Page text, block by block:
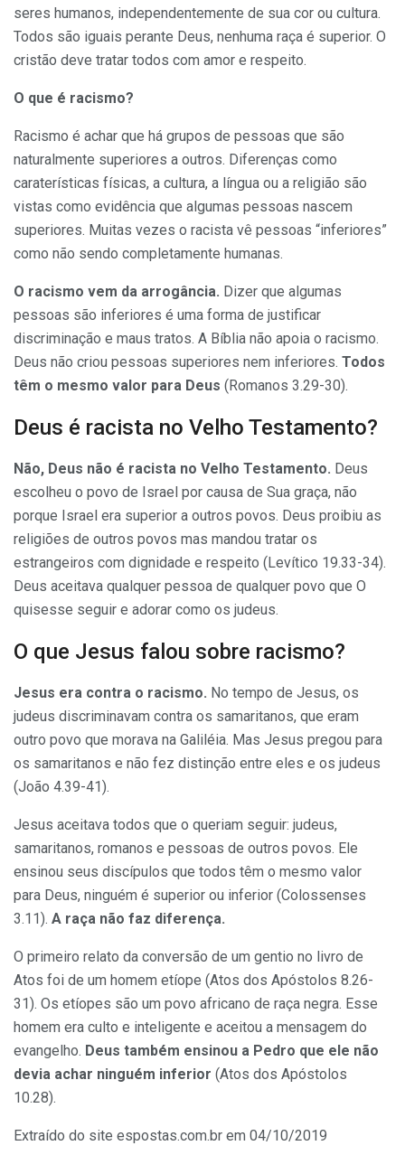
seres humanos, independentemente de sua cor ou cultura.
Todos são iguais perante Deus, nenhuma raça é superior. O
cristão deve tratar todos com amor e respeito.
O que é racismo?
Racismo é achar que há grupos de pessoas que são
naturalmente superiores a outros. Diferenças como
caraterísticas físicas, a cultura, a língua ou a religião são
vistas como evidência que algumas pessoas nascem
superiores. Muitas vezes o racista vê pessoas “inferiores”
como não sendo completamente humanas.
O racismo vem da arrogância. Dizer que algumas
pessoas são inferiores é uma forma de justificar
discriminação e maus tratos. A Bíblia não apoia o racismo.
Deus não criou pessoas superiores nem inferiores. Todos
têm o mesmo valor para Deus ( Romanos 3.29-30).
Deus é racista no Velho Testamento?
Não, Deus não é racista no Velho Testamento. Deus
escolheu o povo de Israel por causa de Sua graça, não
porque Israel era superior a outros povos. Deus proibiu as
religiões de outros povos mas mandou tratar os
estrangeiros com dignidade e respeito ( Levítico 19.33-34).
Deus aceitava qualquer pessoa de qualquer povo que O
quisesse seguir e adorar como os judeus.
O que Jesus falou sobre racismo?
Jesus era contra o racismo. No tempo de Jesus, os
judeus discriminavam contra os samaritanos, que eram
outro povo que morava na Galiléia. Mas Jesus pregou para
os samaritanos e não fez distinção entre eles e os judeus
(João 4.39-41).
Jesus aceitava todos que o queriam seguir: judeus,
samaritanos, romanos e pessoas de outros povos. Ele
ensinou seus discípulos que todos têm o mesmo valor
para Deus, ninguém é superior ou inferior (Colossenses
3.11). A raça não faz diferença.
O primeiro relato da conversão de um gentio no livro de
Atos foi de um homem etíope (Atos dos Apóstolos 8.26-
31). Os etíopes são um povo africano de raça negra. Esse
homem era culto e inteligente e aceitou a mensagem do
evangelho. Deus também ensinou a Pedro que ele não
devia achar ninguém inferior (Atos dos Apóstolos
10.28).
Extraído do site espostas.com.br em 04/10/2019